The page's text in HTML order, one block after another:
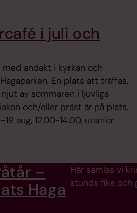
i juli och
andakt i kyrkan och
En plats att träffas,
av sommaren i ljuvliga
och/eller präst är på plats.
aug, 12.00-14.00, utanför
–
Haga
Här samlas vi
stunds fika och